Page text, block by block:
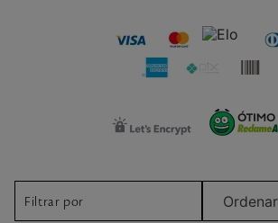
2026 © Mahogany. Todos os